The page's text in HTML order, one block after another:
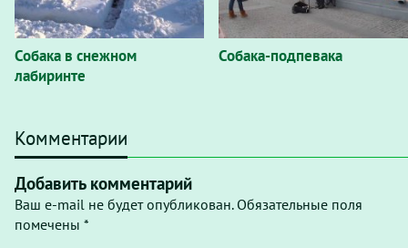
Собака в снежном
лабиринте
Собака-подпевака
Комментарии
Добавить комментарий
Ваш e-mail не будет опубликован. Обязательные поля
помечены *